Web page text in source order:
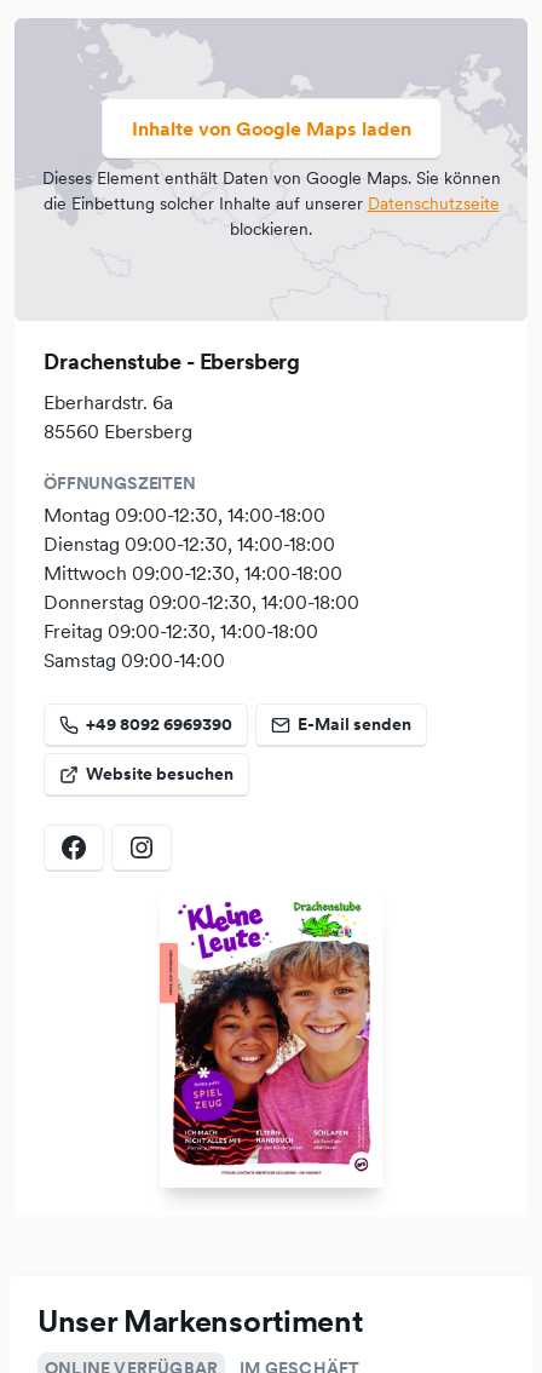
Dieselben Kriterien setzen wir auch bei der
Kinderbekleidung an. Daher tragen alle Textilien das GOTS-
Zertifikat (= Global Organic Textil Standard). Da uns
Nachhaltigkeit wichtig sind, bieten wir einige Produkte aus
Prinzip nicht an.
Seit März 2023 sind wir zusätzlich Mitglied in der
Gemeinwohl-Ökonomie und etwas stolz darauf, dass wir
das erste Spielwarengeschäft sind, das sich bilanzieren hat
lassen. In der Gemeinwohl-Bilanz berichten wir, wie wir
Menschenwürde, Solidarität & Gerechtigkeit, ökologische
fördern. Als Grundlage dienen die 17 Nachhaltigkeitsziele
der vereinten Nationen.
Und so wie uns der Umgang mit Ihnen wichtig ist, gehen
wir auch als Team respektvoll und offen miteinander um.
Einen Teil unseres Stromverbrauches gewinnen wir mit
einer sogenannten Balkon-PV-Anlage. Den restlichen
Bedarf beziehen wir über den örtlichen Stromproduzenten.
Für unseren Versand benutzen wir vorrangig gebrauchte
Pakete und Verpackungsmaterialen, um Resssourcen zu
Wir versuchen mit gutem Beispiel voranzugehen und
kommen vorrangig zu Fuß oder mit dem Fahrrad in das
das natürlich sehr. Leider sind die Abstellmöglichkeiten vor
dem Geschäft etwas knapp. Aber die Autoparkplätze vor
unserem Geschäft dürfen auch zum "Parken" von
Fahrrädern benutzt werden.
Und weil uns die Umwelt am Herzen liegt, sind wir die
Ausleihstation des freien Lastenrades.
Neben unserem gut erreichbaren Ladengeschäft in
Ebersberg gibt es natürlich auch die Möglichkeit, online in
Inhalte von Google Maps laden
Dieses Element enthält Daten von Google Maps. Sie können
die Einbettung solcher Inhalte auf unserer Datenschutzseite
blockieren.
Drachenstube - Ebersberg
Eberhardstr. 6a
85560 Ebersberg
ÖFFNUNGSZEITEN
Montag 09:00-12:30, 14:00-18:00
Dienstag 09:00-12:30, 14:00-18:00
Mittwoch 09:00-12:30, 14:00-18:00
Donnerstag 09:00-12:30, 14:00-18:00
Freitag 09:00-12:30, 14:00-18:00
Samstag 09:00-14:00
+49 8092 6969390 E-Mail senden
Website besuchen
Unser Markensortiment
ONLINE VERFÜGBAR IM GESCHÄFT